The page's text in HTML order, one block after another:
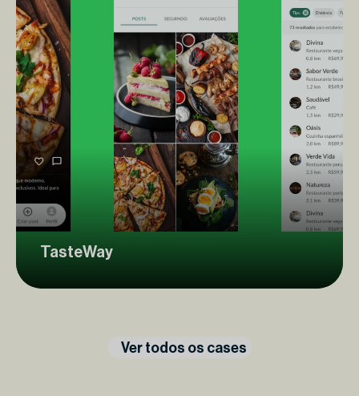
TasteWay
Ver todos os cases